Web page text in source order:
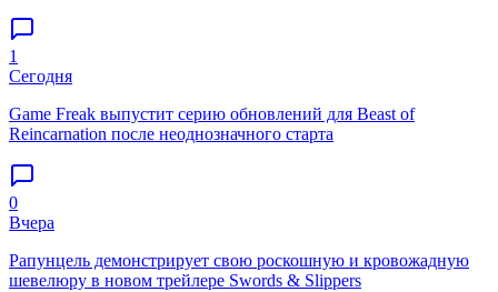
1
Сегодня
Game Freak выпустит серию обновлений для Beast of
Reincarnation после неоднозначного старта
0
Вчера
Рапунцель демонстрирует свою роскошную и кровожадную
шевелюру в новом трейлере Swords & Slippers